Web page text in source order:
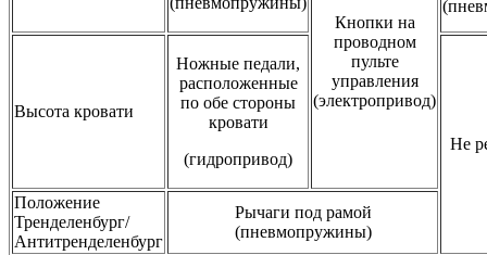
Кнопки на
проводном
пульте
управления
(электропривод)
Высота кровати
Ножные педали,
расположенные
по обе стороны
кровати
(гидропривод)
Не
Положение
Тренделенбург/
Антитренделенбург
Рычаги под рамой
(пневмопружины)